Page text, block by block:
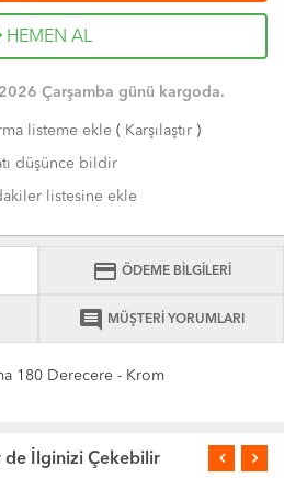
HEMEN AL
Çarşamba günü kargoda.
listeme ekle( Karşılaştır)
düşünce bildir
listesine ekle
credit_card ÖDEME BİLGİLERİ
comment MÜŞTERİ YORUMLARI
180 Derecere - Krom
de İlginizi Çekebilir